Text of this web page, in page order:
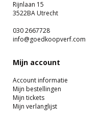
Rijnlaan 15
3522BA Utrecht
030 2667728
info@goedkoopverf.com
Mijn account
Account informatie
Mijn bestellingen
Mijn tickets
Mijn verlanglijst